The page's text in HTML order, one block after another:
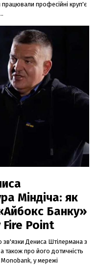
працювали професійні круп'є
Міндіча: як
Банку»
Fire Point
зв'язки Дениса Штілермана з
також про його дотичність
у мережі